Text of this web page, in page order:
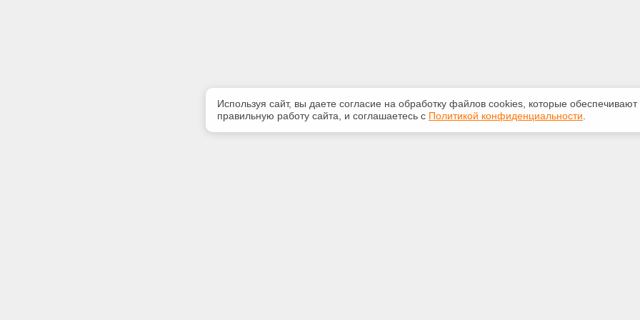
Используя сайт, вы даете согласие на обработку файлов сооkiеs, которые обеспечивают
правильную работу сайта, и соглашаетесь с Политикой конфиденциальности